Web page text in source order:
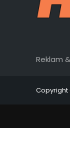
Reklam
Copyright